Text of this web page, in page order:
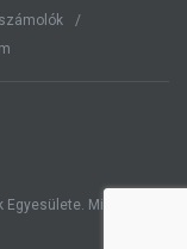
Minden jog